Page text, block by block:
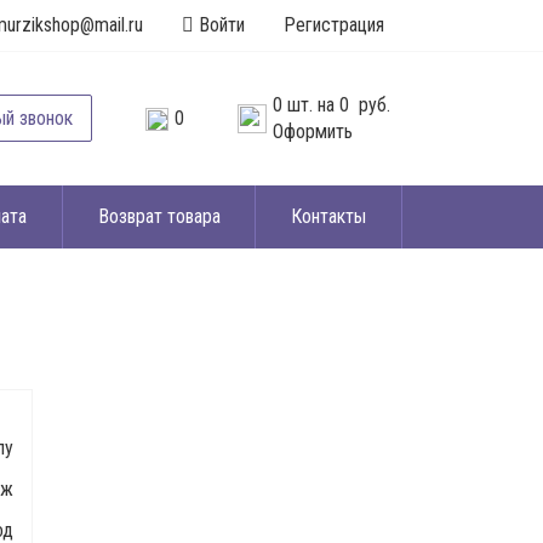
Войти Регистрация
звонок 0
0 шт. на 0 руб.
Оформить
Возврат товара Контакты
ж